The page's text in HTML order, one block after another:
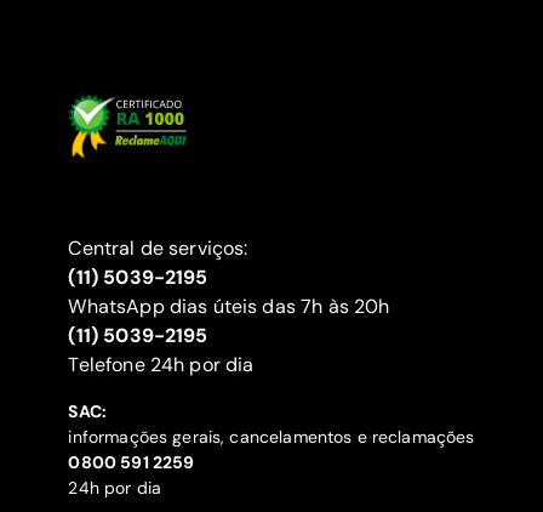
Central de serviços:
(11) 5039-2195
WhatsApp dias úteis das 7h às 20h
(11) 5039-2195
‍Telefone 24h por dia
SAC:
informações gerais, cancelamentos e reclamações
‍0800 591 2259
24h por dia